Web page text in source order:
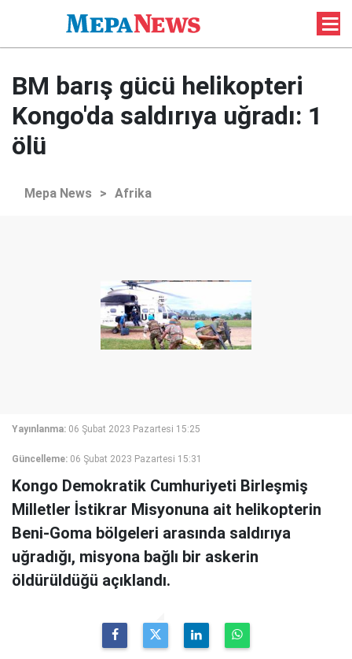
BM barış gücü helikopteri
Kongo'da saldırıya uğradı: 1
ölü
Mepa News > Afrika
Yayınlanma: 06 Şubat 2023 Pazartesi 15:25
Güncelleme: 06 Şubat 2023 Pazartesi 15:31
Kongo Demokratik Cumhuriyeti Birleşmiş
Milletler İstikrar Misyonuna ait helikopterin
Beni-Goma bölgeleri arasında saldırıya
uğradığı, misyona bağlı bir askerin
öldürüldüğü açıklandı.